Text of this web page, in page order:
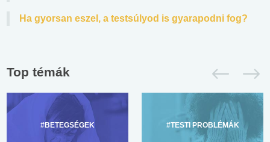
Ha gyorsan eszel, a testsúlyod is gyarapodni fog?
Top témák
#BETEGSÉGEK #TESTI PROBLÉMÁK